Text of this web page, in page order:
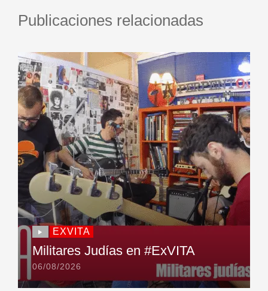
Publicaciones relacionadas
EXVITA
Militares Judías en #ExVITA
06/08/2026